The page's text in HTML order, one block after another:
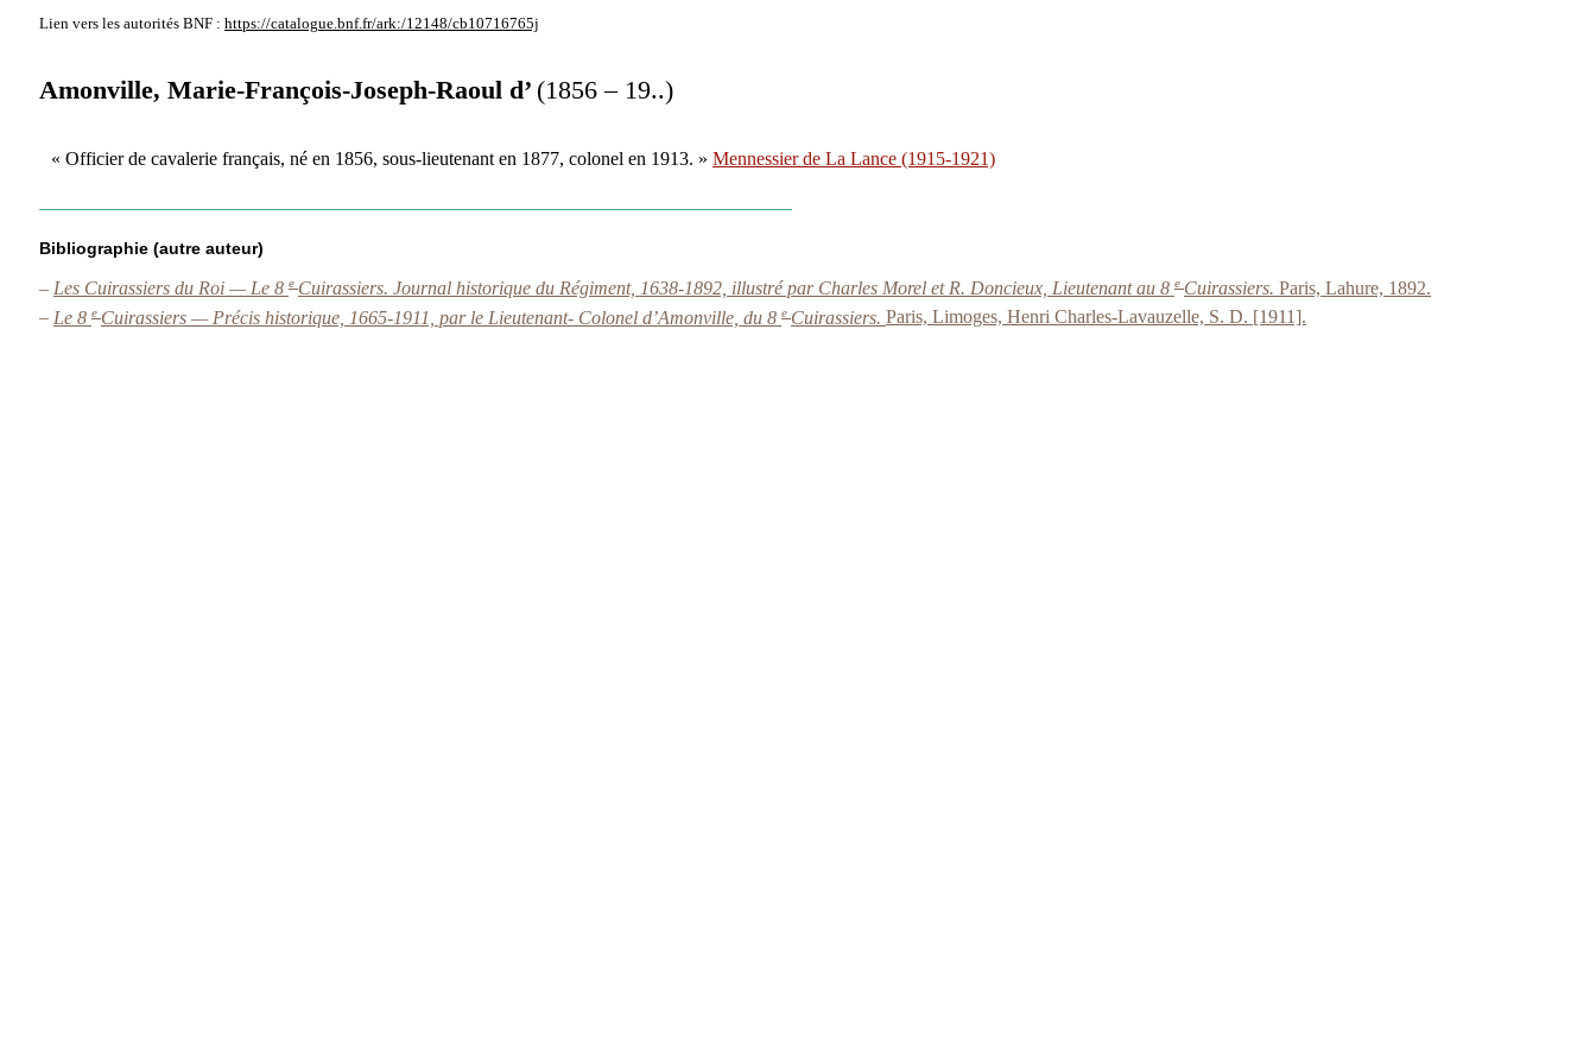
Lien vers les autorités BNF : https://catalogue.bnf.fr/ark:/12148/cb10716765j
Amonville, Marie-François-Joseph-Raoul d’ (1856 – 19..)
« Officier de cavalerie français, né en 1856, sous-lieutenant en 1877, colonel en 1913. » Mennessier de La Lance (1915-1921)
Bibliographie (autre auteur)
– Les Cuirassiers du Roi — Le 8 e Cuirassiers. Journal historique du Régiment, 1638-1892, illustré par Charles Morel et R. Doncieux, Lieutenant au 8 e Cuirassiers. Paris, Lahure, 1892.
– Le 8 e Cuirassiers — Précis historique, 1665-1911, par le Lieutenant- Colonel d’Amonville, du 8 e Cuirassiers. Paris, Limoges, Henri Charles-Lavauzelle, S. D. [1911].